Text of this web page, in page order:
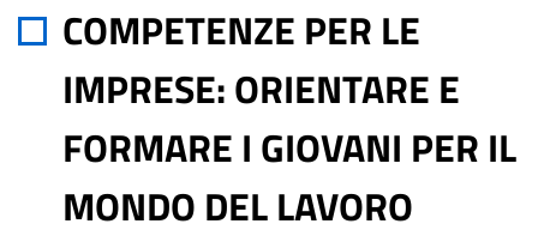
COMPETENZE PER LE
IMPRESE: ORIENTARE E
FORMARE I GIOVANI PER IL
MONDO DEL LAVORO